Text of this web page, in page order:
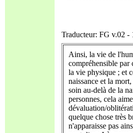
Traducteur: FG v.02 -
Ainsi, la vie de
compréhensible par
la vie physique ; et
naissance et la
soin au-delà de la
personnes, cela
dévaluation/
quelque chose très
n'apparaisse pas